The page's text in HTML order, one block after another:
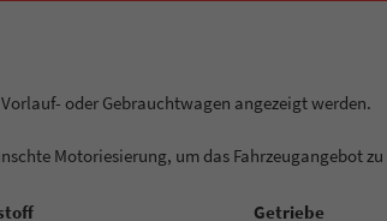
aus!
oder Gebrauchtwagen angezeigt werden.
Motoriesierung, um das Fahrzeugangebot
Getriebe